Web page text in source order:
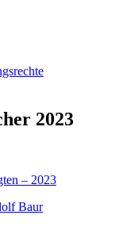
2023
– 2023
Baur